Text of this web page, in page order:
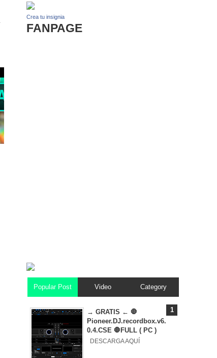
Crea tu insignia
FANPAGE
Popular Post Video Category
→ GRATIS ← 🛑
Pioneer.DJ.recordbox.v6.
0.4.CSE 🛑FULL ( PC )
DESCARGA AQUÍ